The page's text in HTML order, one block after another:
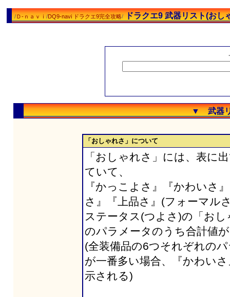
/Ｄ-ｎａｖｉ/DQ9-navi ドラクエ9完全攻略/ドラクエ9 武器リスト(おし
▼ 武器
「おしゃれさ」について
「おしゃれさ」には、表に
ていて、
『かっこよさ』『かわいさ
さ』『上品さ』(フォーマル
ステータス(つよさ)の「お
のパラメータのうち合計値
(全装備品の6つそれぞれの
が一番多い場合、『かわい
示される)